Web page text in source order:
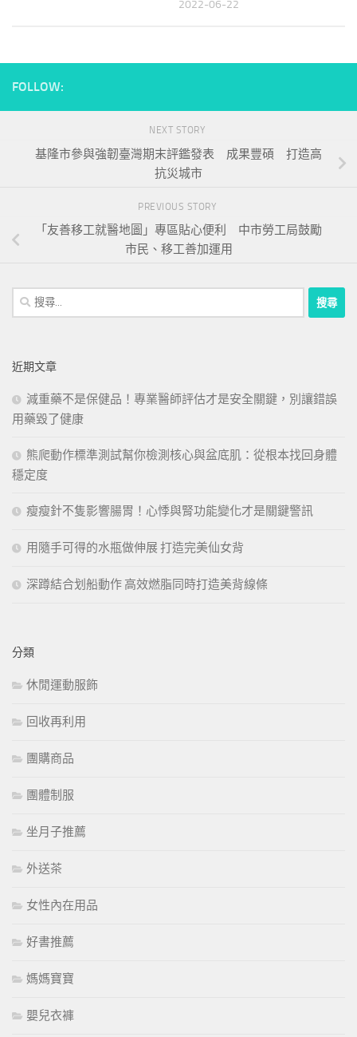
2022-06-22
FOLLOW:
NEXT STORY
基隆市參與強韌臺灣期末評鑑發表 成果豐碩 打造高
抗災城市
PREVIOUS STORY
「友善移工就醫地圖」專區貼心便利 中市勞工局鼓勵
市民、移工善加運用
搜
尋
字:
近期文章
減重藥不是保健品！專業醫師評估才是安全關鍵，別讓錯誤
用藥毀了健康
熊爬動作標準測試幫你檢測核心與盆底肌：從根本找回身體
穩定度
瘦瘦針不隻影響腸胃！心悸與腎功能變化才是關鍵警訊
用隨手可得的水瓶做伸展 打造完美仙女背
深蹲結合划船動作 高效燃脂同時打造美背線條
分類
休閒運動服飾
回收再利用
團購商品
團體制服
坐月子推薦
外送茶
女性內在用品
好書推薦
媽媽寶寶
嬰兒衣褲